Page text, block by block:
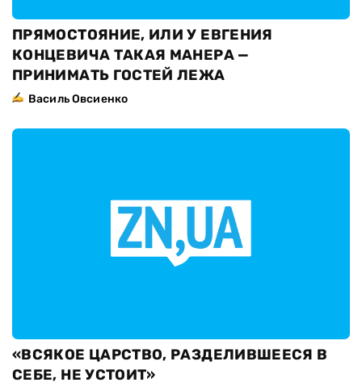
ПРЯМОСТОЯНИЕ, ИЛИ У ЕВГЕНИЯ
КОНЦЕВИЧА ТАКАЯ МАНЕРА —
ПРИНИМАТЬ ГОСТЕЙ ЛЕЖА
Василь Овсиенко
«ВСЯКОЕ ЦАРСТВО, РАЗДЕЛИВШЕЕСЯ В
СЕБЕ, НЕ УСТОИТ»